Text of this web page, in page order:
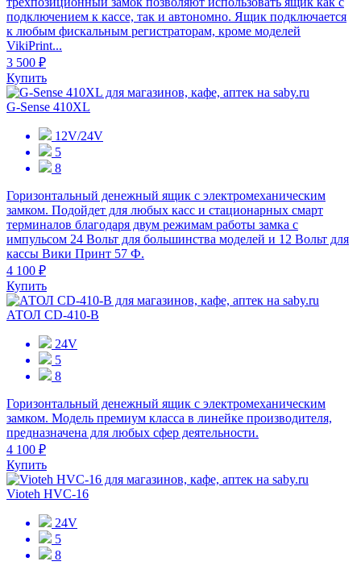
подключением к кассе, так и автономно. Ящик подключается
к любым фискальным регистраторам, кроме моделей
VikiPrint...
3 500 ₽
Купить
G-Sense 410XL
12V/24V
5
8
Горизонтальный денежный ящик с электромеханическим
замком. Подойдет для любых касс и стационарных смарт
терминалов благодаря двум режимам работы замка с
импульсом 24 Вольт для большинства моделей и 12 Вольт для
кассы Вики Принт 57 Ф.
4 100 ₽
Купить
АТОЛ CD-410-В
24V
5
8
Горизонтальный денежный ящик с электромеханическим
замком. Модель премиум класса в линейке производителя,
предназначена для любых сфер деятельности.
4 100 ₽
Купить
Vioteh HVC-16
24V
5
8